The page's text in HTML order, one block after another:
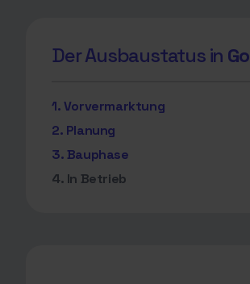
Der Ausbaustatus in
1. Vorvermarktung
2. Planung
3. Bauphase
4. In Betrieb